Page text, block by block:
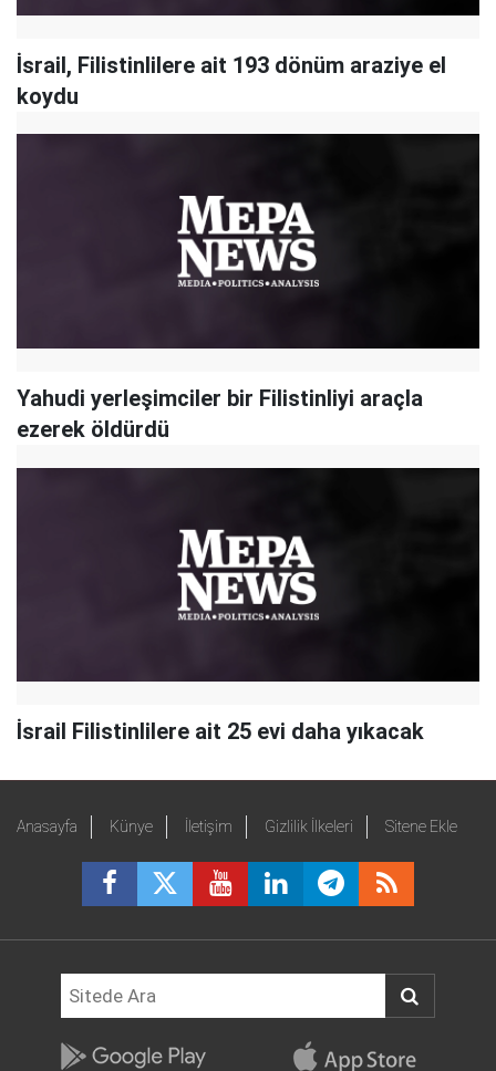
İsrail, Filistinlilere ait 193 dönüm araziye el
koydu
Yahudi yerleşimciler bir Filistinliyi araçla
ezerek öldürdü
İsrail Filistinlilere ait 25 evi daha yıkacak
Anasayfa Künye İletişim Gizlilik İlkeleri Sitene Ekle